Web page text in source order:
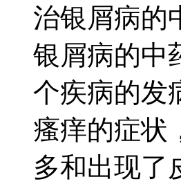
治银屑病的
银屑病的中
个疾病的发
瘙痒的症状
多和出现了